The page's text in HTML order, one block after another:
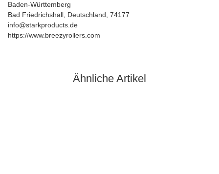
Baden-Württemberg
Bad Friedrichshall, Deutschland, 74177
info@starkproducts.de
https://www.breezyrollers.com
Ähnliche Artikel